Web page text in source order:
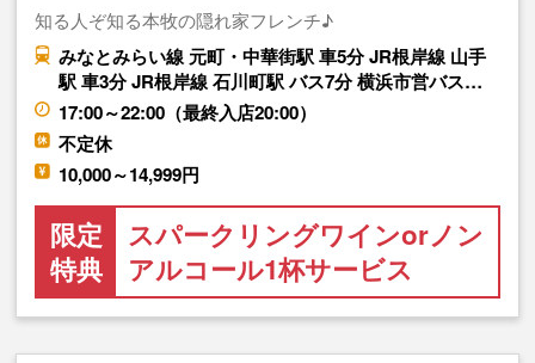
知る人ぞ知る本牧の隠れ家フレンチ♪
みなとみらい線 元町・中華街駅 車5分 JR根岸線 山手
駅 車3分 JR根岸線 石川町駅 バス7分 横浜市営バス…
17:00～22:00（最終入店20:00）
不定休
10,000～14,999円
限定
特典
スパークリングワインorノン
アルコール1杯サービス